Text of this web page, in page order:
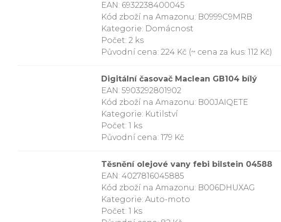
EAN: 6932238400045
Kód zboží na Amazonu: B0999C9MRB
Kategorie: Domácnost
Počet: 2 ks
Původní cena: 224 Kč (~ cena za kus: 112 Kč)
Digitální časovač Maclean GB104 bílý
EAN: 5903292801902
Kód zboží na Amazonu: B00JAIQETE
Kategorie: Kutilství
Počet: 1 ks
Původní cena: 179 Kč
Těsnění olejové vany febi bilstein 04588
EAN: 4027816045885
Kód zboží na Amazonu: B006DHUXAG
Kategorie: Auto-moto
Počet: 1 ks